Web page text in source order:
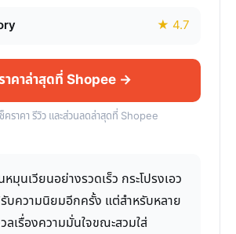
★ 4.7
าคาล่าสุดที่ Shopee →
คราคา รีวิว และส่วนลดล่าสุดที่ Shopee
มุนเวียนอย่างรวดเร็ว กระโปรงเอว
บความนิยมอีกครั้ง แต่สำหรับหลาย
ลเรื่องความมั่นใจขณะสวมใส่